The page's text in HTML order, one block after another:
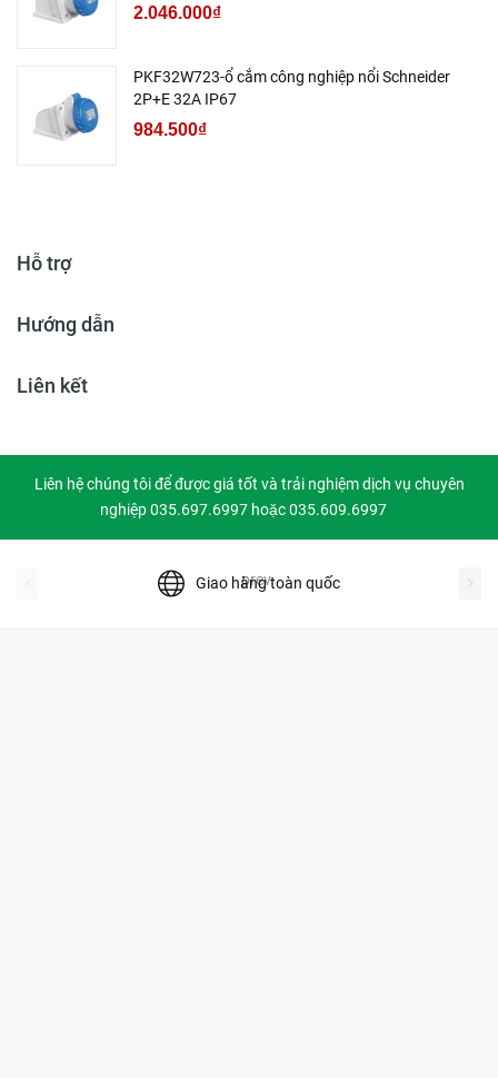
2.046.000₫
PKF32W723-ổ cắm công nghiệp nổi Schneider
2P+E 32A IP67
984.500₫
Hỗ trợ
Hướng dẫn
Liên kết
Liên hệ chúng tôi để được giá tốt và trải nghiệm dịch vụ chuyên
nghiệp 035.697.6997 hoặc 035.609.6997
Giao hàng toàn quốc
prev